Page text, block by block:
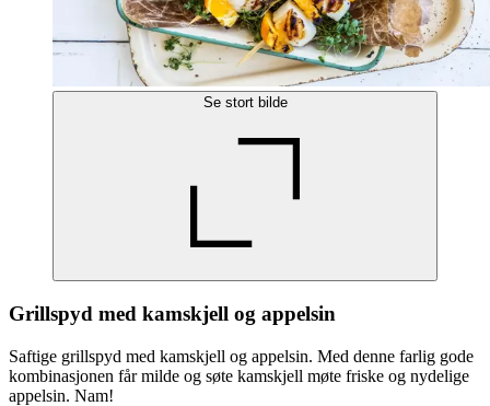
Se stort bilde
Grillspyd med kamskjell og appelsin
Saftige grillspyd med kamskjell og appelsin. Med denne farlig gode
kombinasjonen får milde og søte kamskjell møte friske og nydelige
appelsin. Nam!